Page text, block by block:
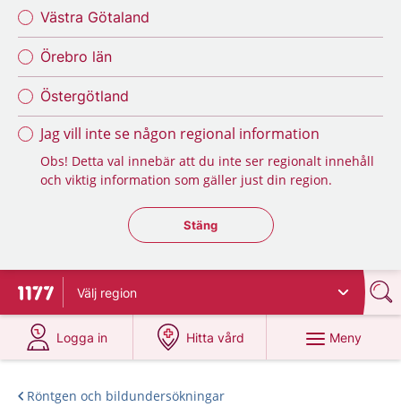
Västra Götaland
Örebro län
Östergötland
Jag vill inte se någon regional information
Obs! Detta val innebär att du inte ser regionalt innehåll
och viktig information som gäller just din region.
Stäng regionsväljaren
Stäng
Till startsidan för 1177
Välj region
Logga in
på 1177.se
Hitta vård
på 1177.se
Meny
Röntgen och bildundersökningar